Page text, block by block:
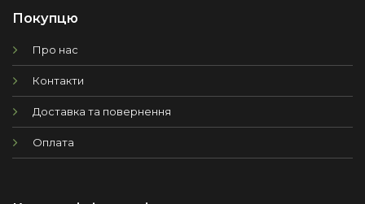
Покупцю
Про нас
Контакти
Доставка та повернення
Оплата